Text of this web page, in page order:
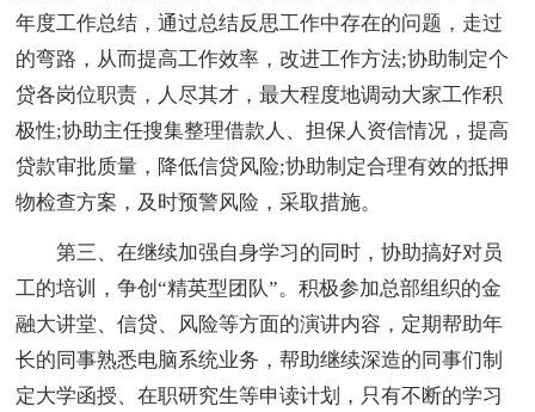
年度工作总结，通过总结反思工作中存在的问题，走过
的弯路，从而提高工作效率，改进工作方法;协助制定个
贷各岗位职责，人尽其才，最大程度地调动大家工作积
极性;协助主任搜集整理借款人、担保人资信情况，提高
贷款审批质量，降低信贷风险;协助制定合理有效的抵押
物检查方案，及时预警风险，采取措施。
第三、在继续加强自身学习的同时，协助搞好对员
工的培训，争创“精英型团队”。积极参加总部组织的金
融大讲堂、信贷、风险等方面的演讲内容，定期帮助年
长的同事熟悉电脑系统业务，帮助继续深造的同事们制
定大学函授、在职研究生等申读计划，只有不断的学习